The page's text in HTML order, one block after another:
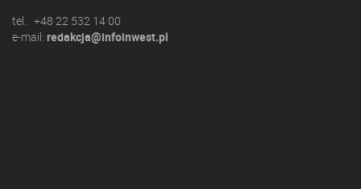
tel. +48 22 532 14 00
e-mail: redakcja@infoinwest.pl